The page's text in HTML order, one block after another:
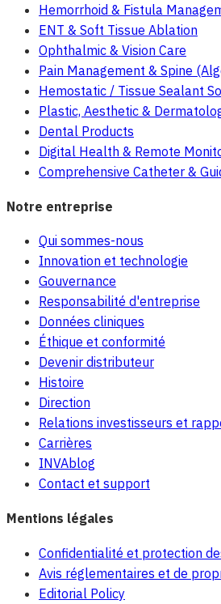
Hemorrhoid & Fistula
ENT & Soft Tissue Ablation
Ophthalmic & Vision Care
Pain Management & Spine
Hemostatic / Tissue Sealant
Plastic, Aesthetic &
Dental Products
Digital Health & Remote
Comprehensive Catheter &
Notre entreprise
Qui sommes-nous
Innovation et technologie
Gouvernance
Responsabilité d'entreprise
Données cliniques
Éthique et conformité
Devenir distributeur
Histoire
Direction
Relations investisseurs et
Carrières
INVAblog
Contact et support
Mentions légales
Confidentialité et protection
Avis réglementaires et de
Editorial Policy